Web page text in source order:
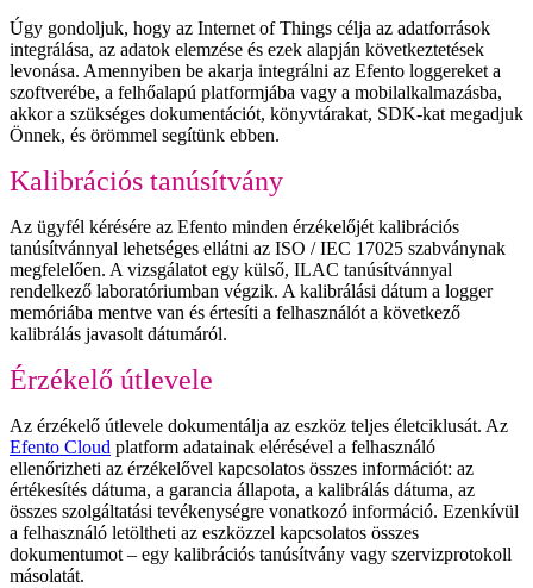
Úgy gondoljuk, hogy az Internet of Things célja az adatforrások
integrálása, az adatok elemzése és ezek alapján következtetések
levonása. Amennyiben be akarja integrálni az Efento loggereket a
szoftverébe, a felhőalapú platformjába vagy a mobilalkalmazásba,
akkor a szükséges dokumentációt, könyvtárakat, SDK-kat megadjuk
Önnek, és örömmel segítünk ebben.
Kalibrációs tanúsítvány
Az ügyfél kérésére az Efento minden érzékelőjét kalibrációs
tanúsítvánnyal lehetséges ellátni az ISO / IEC 17025 szabványnak
megfelelően. A vizsgálatot egy külső, ILAC tanúsítvánnyal
rendelkező laboratóriumban végzik. A kalibrálási dátum a logger
memóriába mentve van és értesíti a felhasználót a következő
kalibrálás javasolt dátumáról.
Érzékelő útlevele
Az érzékelő útlevele dokumentálja az eszköz teljes életciklusát. Az
Efento Cloud platform adatainak elérésével a felhasználó
ellenőrizheti az érzékelővel kapcsolatos összes információt: az
értékesítés dátuma, a garancia állapota, a kalibrálás dátuma, az
összes szolgáltatási tevékenységre vonatkozó információ. Ezenkívül
a felhasználó letöltheti az eszközzel kapcsolatos összes
dokumentumot – egy kalibrációs tanúsítvány vagy szervizprotokoll
másolatát.